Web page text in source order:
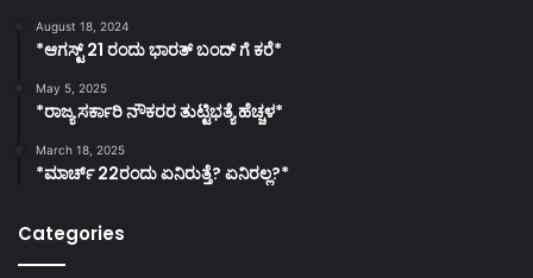
August 18, 2024
*ಆಗಸ್ಟ್ 21 ರಂದು ಭಾರತ್‌ ಬಂದ್‌ ಗೆ ಕರೆ*
May 5, 2025
*ರಾಜ್ಯ ಸರ್ಕಾರಿ ನೌಕರರ ತುಟ್ಟಿಭತ್ಯೆ ಹೆಚ್ಚಳ*
March 18, 2025
*ಮಾರ್ಚ್ 22ರಂದು ಏನಿರುತ್ತೆ? ಏನಿರಲ್ಲ?*
Categories